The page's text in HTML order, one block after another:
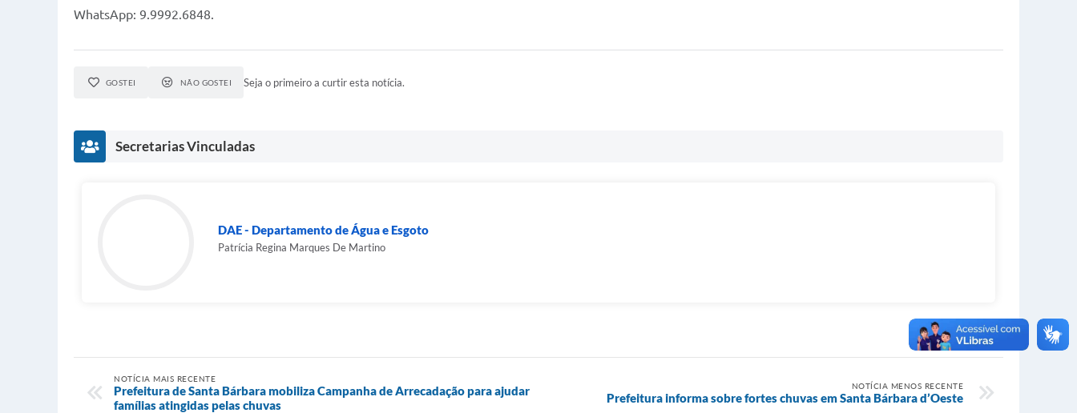
WhatsApp: 9.9992.6848.
GOSTEI NÃO GOSTEI Seja o primeiro a curtir esta notícia.
Secretarias Vinculadas
DAE - Departamento de Água e Esgoto
Patrícia Regina Marques De Martino
NOTÍCIA MAIS RECENTE
Prefeitura de Santa Bárbara mobiliza Campanha de Arrecadação para ajudar
famílias atingidas pelas chuvas
NOTÍCIA MENOS RECENTE
Prefeitura informa sobre fortes chuvas em Santa Bárbara d’Oeste